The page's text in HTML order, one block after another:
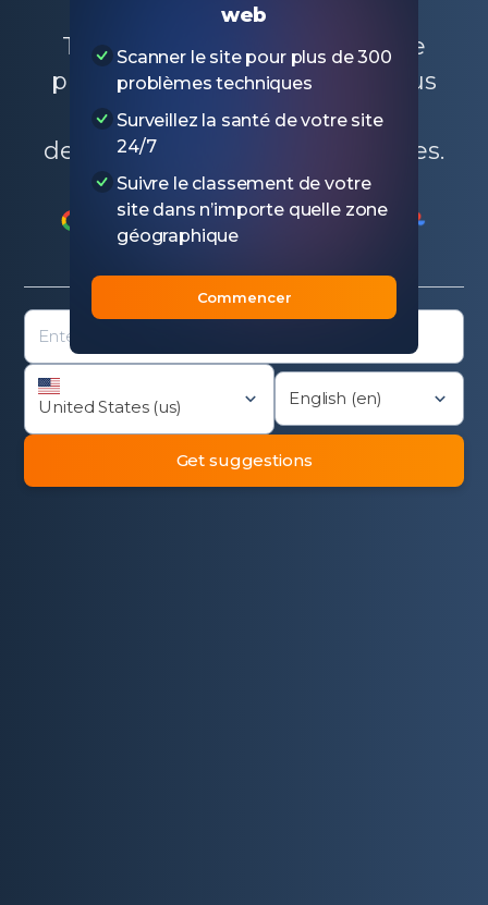
Trouvez de nouvelles idées de
produits. Créez les titres les plus
convertibles. Générer des
descriptions de produits valables.
Google Google newsGoogle shopping
Youtube
United States (us) English (en)
Get suggestions
web
Scanner le site pour plus de 300
problèmes techniques
Surveillez la santé de votre site
24/7
Suivre le classement de votre
site dans n’importe quelle zone
géographique
Commencer